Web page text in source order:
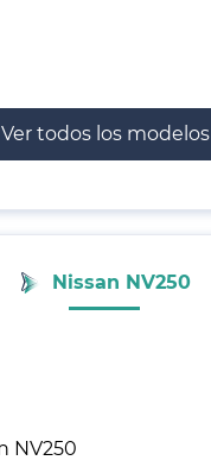
Ver todos los modelos
Nissan NV250